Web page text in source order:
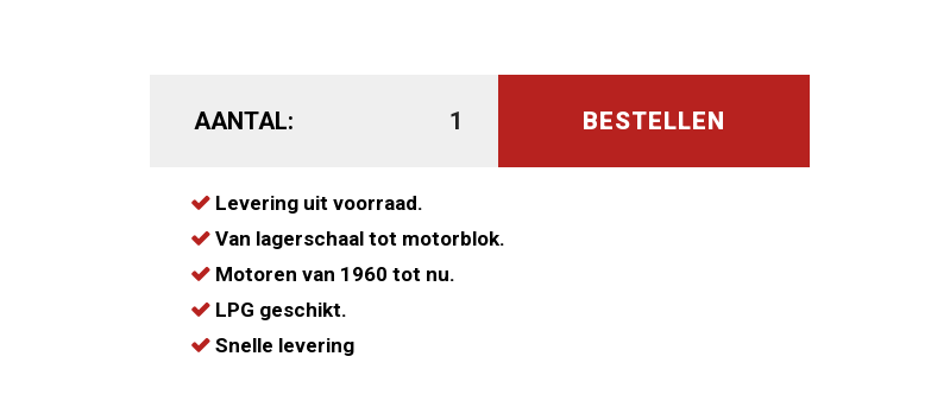
AANTAL: BESTELLEN
Levering uit voorraad.
Van lagerschaal tot motorblok.
Motoren van 1960 tot nu.
LPG geschikt.
Snelle levering